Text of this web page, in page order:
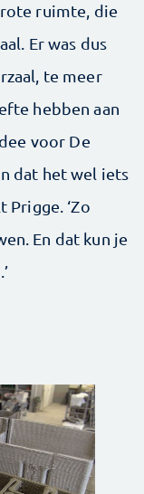
ruimte, die
Er was dus
te meer
hebben aan
voor De
dat het wel iets
‘Zo
En dat kun je